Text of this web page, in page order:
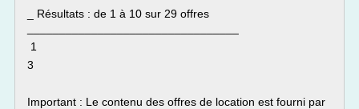
_ Résultats : de 1 à 10 sur 29 offres
1
3
Important : Le contenu des offres de location est fourni par